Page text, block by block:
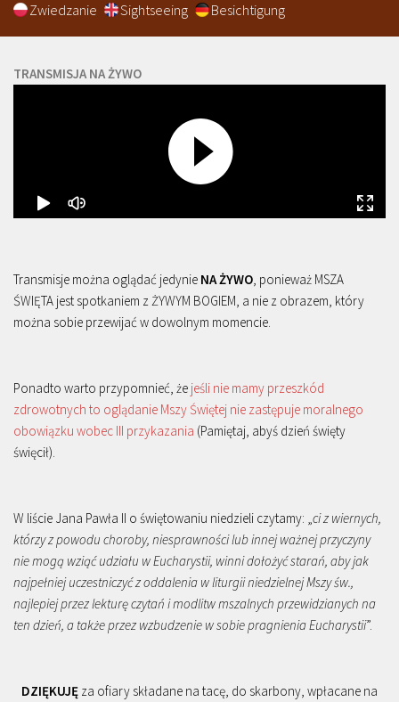
Zwiedzanie Sightseeing Besichtigung
TRANSMISJA NA ŻYWO
Transmisje można oglądać jedynie NA ŻYWO, ponieważ MSZA
ŚWIĘTA jest spotkaniem z ŻYWYM BOGIEM, a nie z obrazem, który
można sobie przewijać w dowolnym momencie.
Ponadto warto przypomnieć, że jeśli nie mamy przeszkód
zdrowotnych to oglądanie Mszy Świętej nie zastępuje moralnego
obowiązku wobec III przykazania (Pamiętaj, abyś dzień święty
święcił).
W liście Jana Pawła II o świętowaniu niedzieli czytamy: „ci z wiernych,
którzy z powodu choroby, niesprawności lub innej ważnej przyczyny
nie mogą wziąć udziału w Eucharystii, winni dołożyć starań, aby jak
najpełniej uczestniczyć z oddalenia w liturgii niedzielnej Mszy św.,
najlepiej przez lekturę czytań i modlitw mszalnych przewidzianych na
ten dzień, a także przez wzbudzenie w sobie pragnienia Eucharystii”.
DZIĘKUJĘ za ofiary składane na tacę, do skarbony, wpłacane na